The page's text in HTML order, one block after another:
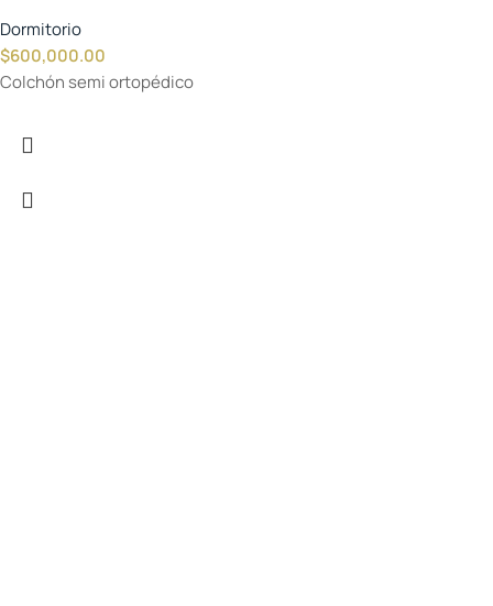
Dormitorio
$600,000.00
Colchón semi ortopédico